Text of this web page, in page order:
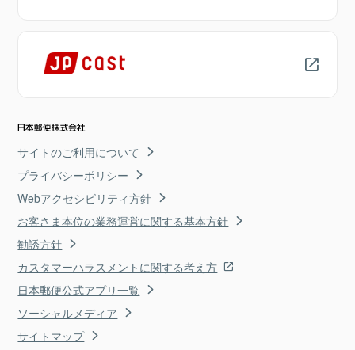
サイトのご利用について
プライバシーポリシー
Webアクセシビリティ方針
お客さま本位の業務運営に関する基本方針
勧誘方針
カスタマーハラスメントに関する考え方
日本郵便公式アプリ一覧
ソーシャルメディア
サイトマップ